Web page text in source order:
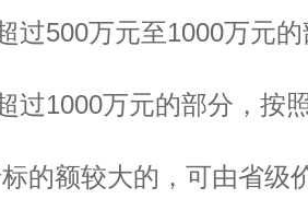
500万元至1000万元的
1000万元的部分，按
额较大的，可由省级